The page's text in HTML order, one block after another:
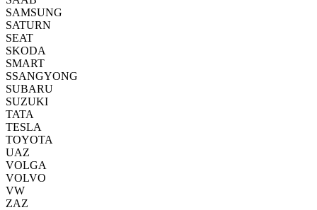
SAMSUNG
SATURN
SEAT
SKODA
SMART
SSANGYONG
SUBARU
SUZUKI
TATA
TESLA
TOYOTA
UAZ
VOLGA
VOLVO
VW
ZAZ